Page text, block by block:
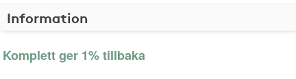
Information
Komplett ger 1% tillbaka